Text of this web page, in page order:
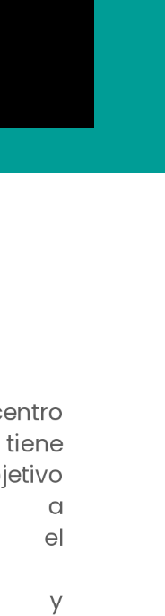
a
el
y